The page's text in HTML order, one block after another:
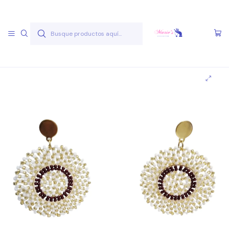
Inicio Joyas Acero Quirúgico Aros Acero Quirúgico
Aros A.Q. Variados Aro AQ V 12